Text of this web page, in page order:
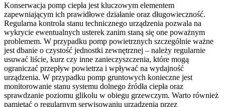
Konserwacja pomp ciepła jest kluczowym elementem
zapewniającym ich prawidłowe działanie oraz długowieczność.
Regularna kontrola stanu technicznego urządzenia pozwala na
wykrycie ewentualnych usterek zanim staną się one poważnym
problemem. W przypadku pomp powietrznych szczególnie ważne
jest dbanie o czystość jednostki zewnętrznej – należy regularnie
usuwać liście, kurz czy inne zanieczyszczenia, które mogą
ograniczać przepływ powietrza i wpływać na wydajność
urządzenia. W przypadku pomp gruntowych konieczne jest
monitorowanie stanu systemu dolnego źródła ciepła oraz
sprawdzanie poziomu glikolu w obiegu grzewczym. Warto również
pamiętać o regularnym serwisowaniu urządzenia przez